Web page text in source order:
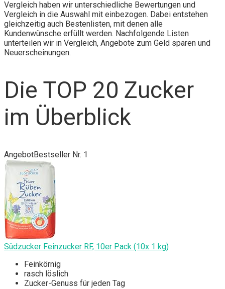
Vergleich haben wir unterschiedliche Bewertungen und
Vergleich in die Auswahl mit einbezogen. Dabei entstehen
gleichzeitig auch Bestenlisten, mit denen alle
Kundenwünsche erfüllt werden. Nachfolgende Listen
unterteilen wir in Vergleich, Angebote zum Geld sparen und
Neuerscheinungen.
Die TOP 20 Zucker
im Überblick
AngebotBestseller Nr. 1
Südzucker Feinzucker RF, 10er Pack (10x 1 kg)
Feinkörnig
rasch löslich
Zucker-Genuss für jeden Tag